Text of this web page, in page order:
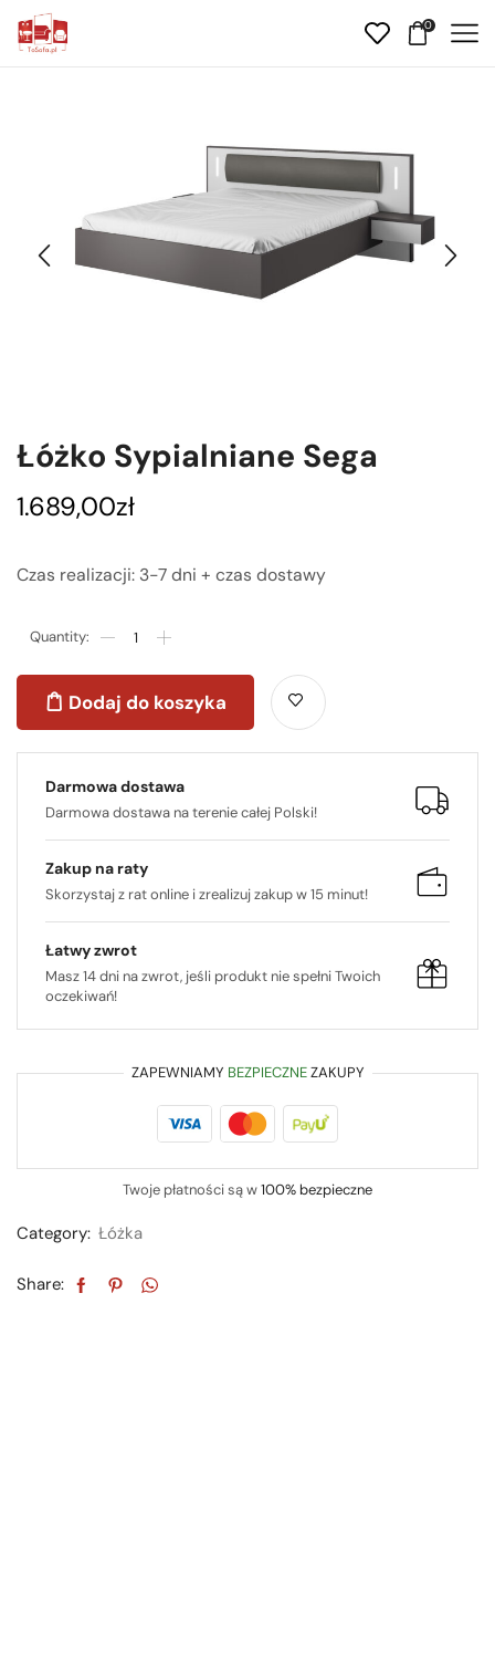
0
Łóżko Sypialniane Sega
1.689,00zł
Czas realizacji: 3-7 dni + czas dostawy
Dodaj do koszyka
Darmowa dostawa
Darmowa dostawa na terenie całej Polski!
Zakup na raty
Skorzystaj z rat online i zrealizuj zakup w 15 minut!
Łatwy zwrot
Masz 14 dni na zwrot, jeśli produkt nie spełni Twoich
oczekiwań!
ZAPEWNIAMY BEZPIECZNEZAKUPY
Twoje płatności są w100% bezpieczne
Category: Łóżka
Share: